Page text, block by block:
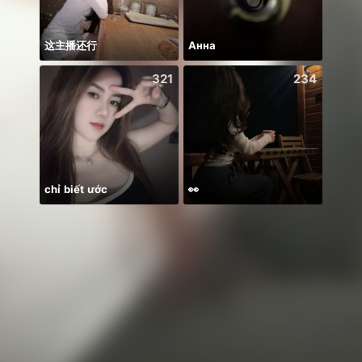
这主播还行 Анна
321
chỉ biết ước
234
👀